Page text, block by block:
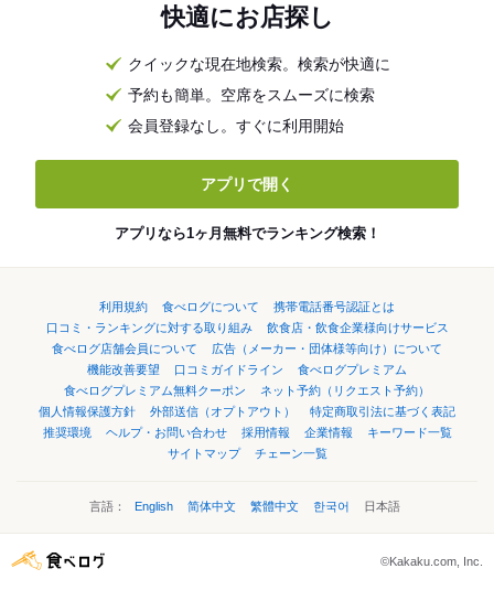
快適にお店探し
クイックな現在地検索。検索が快適に
予約も簡単。空席をスムーズに検索
会員登録なし。すぐに利用開始
アプリで開く
アプリなら1ヶ月無料でランキング検索！
利用規約 食べログについて
携帯電話番号認証とは
口コミ・ランキングに対する取り組み
飲食店・飲食企業様向けサービス
食べログ店舗会員について
広告（メーカー・団体様等向け）について
機能改善要望
口コミガイドライン
食べログプレミアム
食べログプレミアム無料クーポン
ネット予約（リクエスト予約）
個人情報保護方針
外部送信（オプトアウト）
特定商取引法に基づく表記
推奨環境
ヘルプ・お問い合わせ 採用情報 企業情報
キーワード一覧
サイトマップ
チェーン一覧
言語： English 简体中文 繁體中文 한국어 日本語
©Kakaku.com, Inc.